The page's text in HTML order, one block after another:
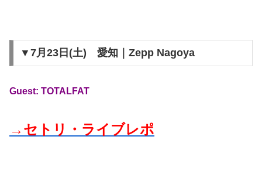
▼7月23日(土) 愛知｜Zepp Nagoya
Guest: TOTALFAT
→セトリ・ライブレポ